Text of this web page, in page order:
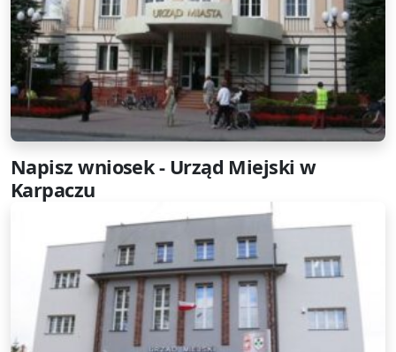
Napisz wniosek - Urząd Miejski w
Karpaczu